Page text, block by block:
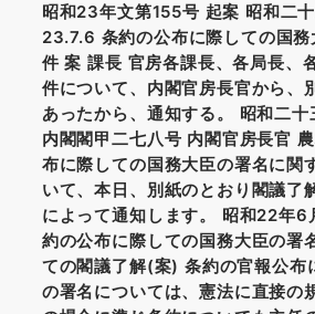
昭和23年文第155号 起案 昭和二
23.7.6 条約の公布に際しての国務
件 案 課長 官房各課長、各局長、
件について、内閣官房長官から、
あったから、通知する。 昭和二十
内閣閣甲二七八号 内閣官房長官
布に際しての国務大臣の署名に関
いて、本日、別紙のとおり閣議了
によって通知します。 昭和22年
約の公布に際しての国務大臣の署
ての閣議了解(案) 条約の官報公布
の署名については、憲法に直接の